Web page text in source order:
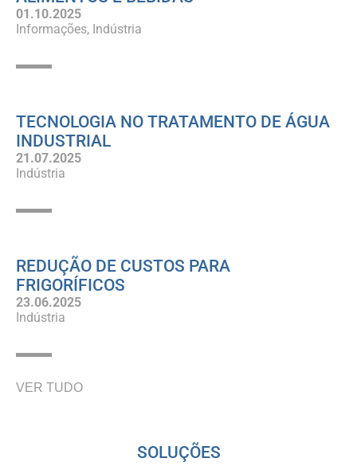
01.10.2025
Informações Indústria
TECNOLOGIA NO TRATAMENTO DE ÁGUA
INDUSTRIAL
21.07.2025
Indústria
REDUÇÃO DE CUSTOS PARA
FRIGORÍFICOS
23.06.2025
Indústria
VER TUDO
SOLUÇÕES